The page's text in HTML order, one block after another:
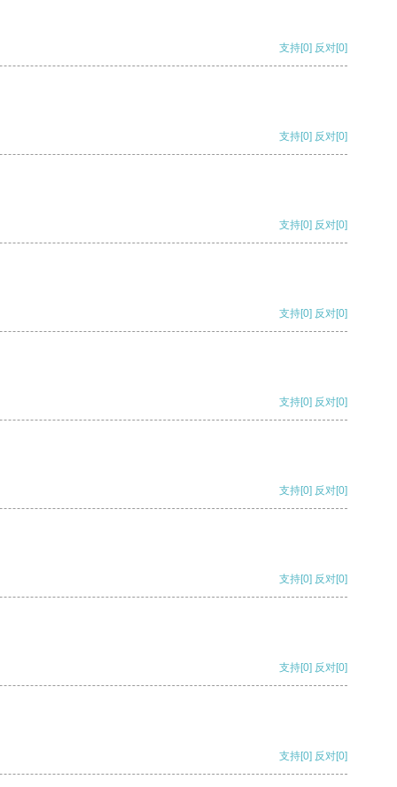
支持[0] 反对[0]
支持[0] 反对[0]
支持[0] 反对[0]
支持[0] 反对[0]
支持[0] 反对[0]
支持[0] 反对[0]
支持[0] 反对[0]
支持[0] 反对[0]
支持[0] 反对[0]